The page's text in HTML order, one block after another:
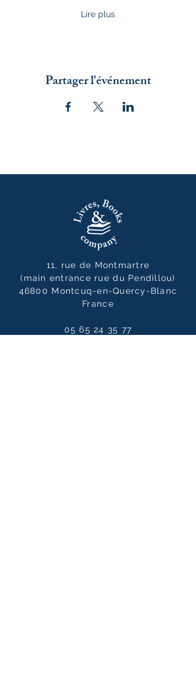
Lire plus
Partager l'événement
11, rue de Montmartre
(main entrance rue du Pendillou)
46800 Montcuq-en-Quercy-Blanc
France
05 65 24 35 77